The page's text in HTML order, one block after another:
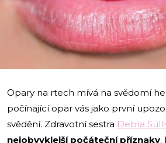
Opary na rtech mívá na svědomí
počínající opar vás jako první
svědění. Zdravotní sestra Debra
nejobvyklejší počáteční příznaky.